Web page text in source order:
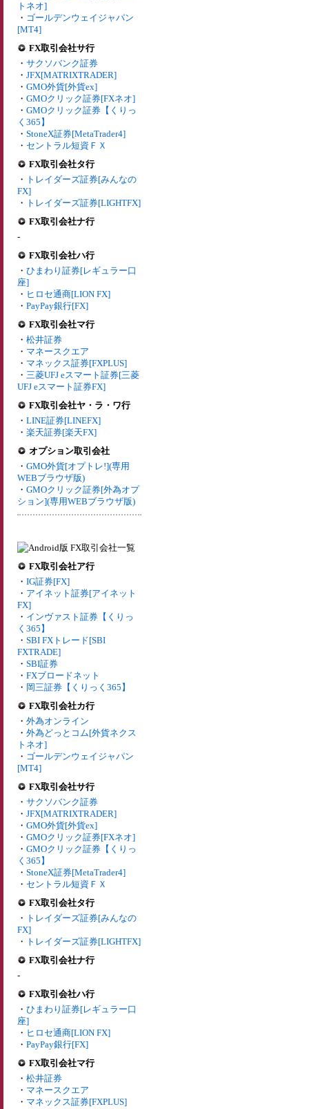
トネオ]
・ ゴールデンウェイジャパン
[MT4]
FX取引会社サ行
・ サクソバンク証券
・ JFX[MATRIXTRADER]
・ GMO外貨[外貨ex]
・ GMOクリック証券[FXネオ]
・ GMOクリック証券【くりっ
く365】
・ StoneX証券[MetaTrader4]
・ セントラル短資ＦＸ
FX取引会社タ行
・ トレイダーズ証券[みんなの
FX]
・ トレイダーズ証券[LIGHTFX]
FX取引会社ナ行
-
FX取引会社ハ行
・ ひまわり証券[レギュラー口
座]
・ ヒロセ通商[LION FX]
・ PayPay銀行[FX]
FX取引会社マ行
・ 松井証券
・ マネースクエア
・ マネックス証券[FXPLUS]
・ 三菱UFJ eスマート証券[三菱
UFJ eスマート証券FX]
FX取引会社ヤ・ラ・ワ行
・ LINE証券[LINEFX]
・ 楽天証券[楽天FX]
オプション取引会社
・ GMO外貨[オプトレ!](専用
WEBブラウザ版)
・ GMOクリック証券[外為オプ
ション](専用WEBブラウザ版)
FX取引会社ア行
・ IG証券[FX]
・ アイネット証券[アイネット
FX]
・ インヴァスト証券【くりっ
く365】
・ SBI FXトレード[SBI
FXTRADE]
・ SBI証券
・ FXブロードネット
・ 岡三証券【くりっく365】
FX取引会社カ行
・ 外為オンライン
・ 外為どっとコム[外貨ネクス
トネオ]
・ ゴールデンウェイジャパン
[MT4]
FX取引会社サ行
・ サクソバンク証券
・ JFX[MATRIXTRADER]
・ GMO外貨[外貨ex]
・ GMOクリック証券[FXネオ]
・ GMOクリック証券【くりっ
く365】
・ StoneX証券[MetaTrader4]
・ セントラル短資ＦＸ
FX取引会社タ行
・ トレイダーズ証券[みんなの
FX]
・ トレイダーズ証券[LIGHTFX]
FX取引会社ナ行
-
FX取引会社ハ行
・ ひまわり証券[レギュラー口
座]
・ ヒロセ通商[LION FX]
・ PayPay銀行[FX]
FX取引会社マ行
・ 松井証券
・ マネースクエア
・ マネックス証券[FXPLUS]